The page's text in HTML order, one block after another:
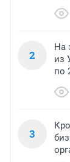
2
На
из
по
3